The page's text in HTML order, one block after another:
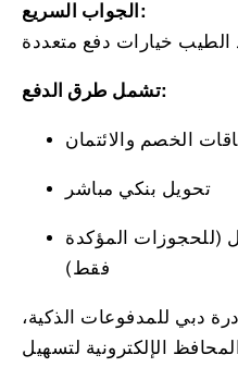
الجواب السريع:
تشمل طرق الدفع:
تحويل بنكي مباشر
(للحجوزات المؤكدة
فقط)
دبي للمدفوعات الذكية،
الإلكترونية لتسهيل